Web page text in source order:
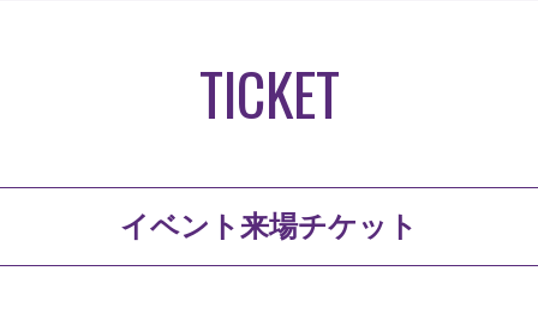
TICKET
イベント来場チケット